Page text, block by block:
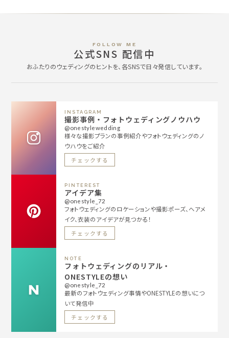
FOLLOW ME
公式SNS 配信中
おふたりのウェディングのヒントを、各SNSで日々発信しています。
INSTAGRAM
撮影事例・フォトウェディングノウハウ
@onestylewedding
様々な撮影プランの事例紹介やフォトウェディングのノ
ウハウをご紹介
チェックする
PINTEREST
アイデア集
@onestyle_72
フォトウェディングのロケーションや撮影ポーズ、ヘアメ
イク、衣装のアイデアが見つかる！
チェックする
NOTE
フォトウェディングのリアル・
ONESTYLEの想い
@onestyle_72
最新のフォトウェディング事情やONESTYLEの想いにつ
いて発信中
チェックする